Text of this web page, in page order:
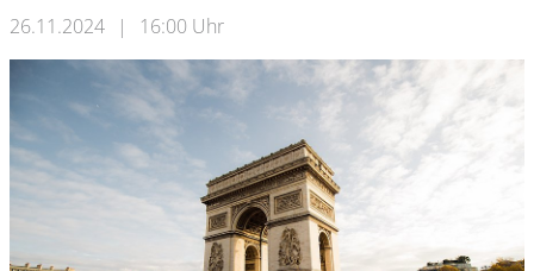
26.11.2024 | 16:00 Uhr